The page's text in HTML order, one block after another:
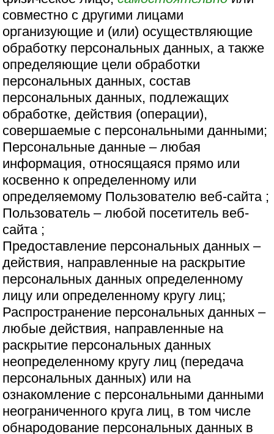
совместно с другими лицами
организующие и (или) осуществляющие
обработку персональных данных, а также
определяющие цели обработки
персональных данных, состав
персональных данных, подлежащих
обработке, действия (операции),
совершаемые с персональными данными;
Персональные данные – любая
информация, относящаяся прямо или
косвенно к определенному или
определяемому Пользователю веб-сайта ;
Пользователь – любой посетитель веб-
сайта ;
Предоставление персональных данных –
действия, направленные на раскрытие
персональных данных определенному
лицу или определенному кругу лиц;
Распространение персональных данных –
любые действия, направленные на
раскрытие персональных данных
неопределенному кругу лиц (передача
персональных данных) или на
ознакомление с персональными данными
неограниченного круга лиц, в том числе
обнародование персональных данных в